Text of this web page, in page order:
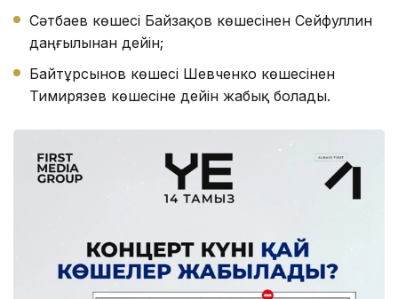
Сәтбаев көшесі Байзақов көшесінен Сейфуллин
даңғылынан дейін;
Байтұрсынов көшесі Шевченко көшесінен
Тимирязев көшесіне дейін жабық болады.